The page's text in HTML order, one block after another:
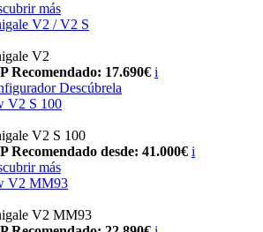
más
V2 / V2 S
V2
Recomendado: 17.690€ i
Descúbrela
V2 S 100
V2 S 100
Recomendado desde: 41.000€ i
más
V2 MM93
V2 MM93